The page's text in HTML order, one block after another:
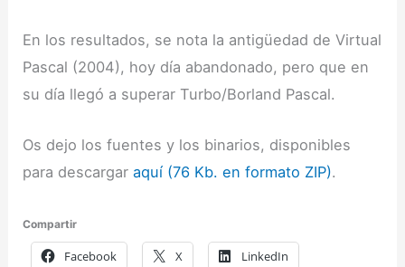
En los resultados, se nota la antigüedad de Virtual
Pascal (2004), hoy día abandonado, pero que en
su día llegó a superar Turbo/Borland Pascal.
Os dejo los fuentes y los binarios, disponibles
para descargaraquí (76 Kb. en formato ZIP).
Compartir
Facebook X LinkedIn